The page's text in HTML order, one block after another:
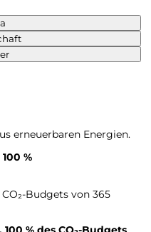
erneuerbaren Energien.
%
Budgets von 365